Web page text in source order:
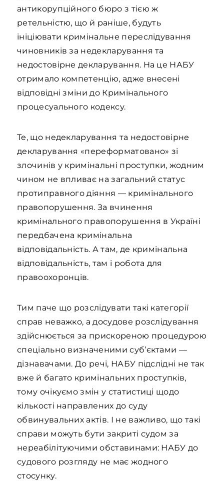
антикорупційного бюро з тією ж
ретельністю, що й раніше, будуть
ініціювати кримінальне переслідування
чиновників за недекларування та
недостовірне декларування. На це НАБУ
отримало компетенцію, адже внесені
відповідні зміни до Кримінального
процесуального кодексу.
Те, що недекларування та недостовірне
декларування «переформатовано» зі
злочинів у кримінальні проступки, жодним
чином не впливає на загальний статус
протиправного діяння — кримінального
правопорушення. За вчинення
кримінального правопорушення в Україні
передбачена кримінальна
відповідальність. А там, де кримінальна
відповідальність, там і робота для
правоохоронців.
Тим паче що розслідувати такі категорії
справ неважко, а досудове розслідування
здійснюється за прискореною процедурою
спеціально визначеними суб’єктами —
дізнавачами. До речі, НАБУ підслідні не так
вже й багато кримінальних проступків,
тому очікуємо змін у статистиці щодо
кількості направлених до суду
обвинувальних актів. І не важливо, що такі
справи можуть бути закриті судом за
нереабілітуючими обставинами: НАБУ до
судового розгляду не має жодного
стосунку.